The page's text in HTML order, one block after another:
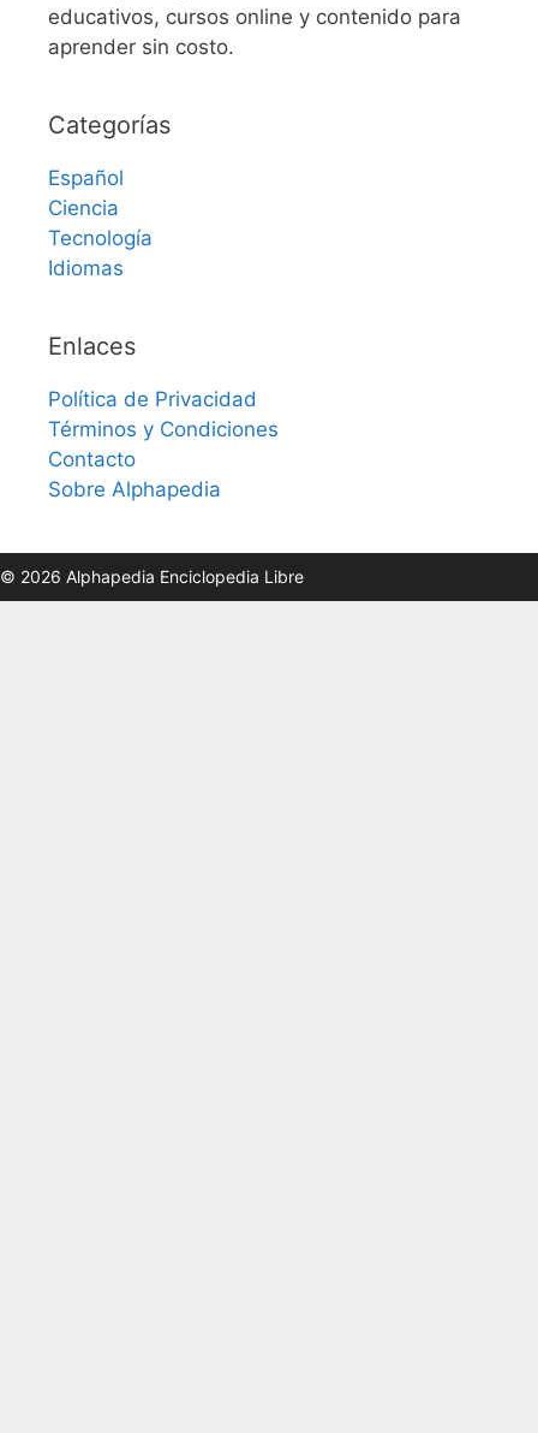
educativos, cursos online y contenido para
aprender sin costo.
Categorías
Español
Ciencia
Tecnología
Idiomas
Enlaces
Política de Privacidad
Términos y Condiciones
Contacto
Sobre Alphapedia